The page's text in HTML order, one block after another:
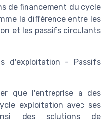
de financement du cycle
la différence entre les
et les passifs circulants
d'exploitation - Passifs
que l'entreprise a des
exploitation avec ses
des solutions de